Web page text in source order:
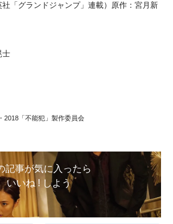
「グランドジャンプ」連載）原作：宮月新
士
2018「不能犯」製作委員会
記事が気に入ったら
いいね ! しよう